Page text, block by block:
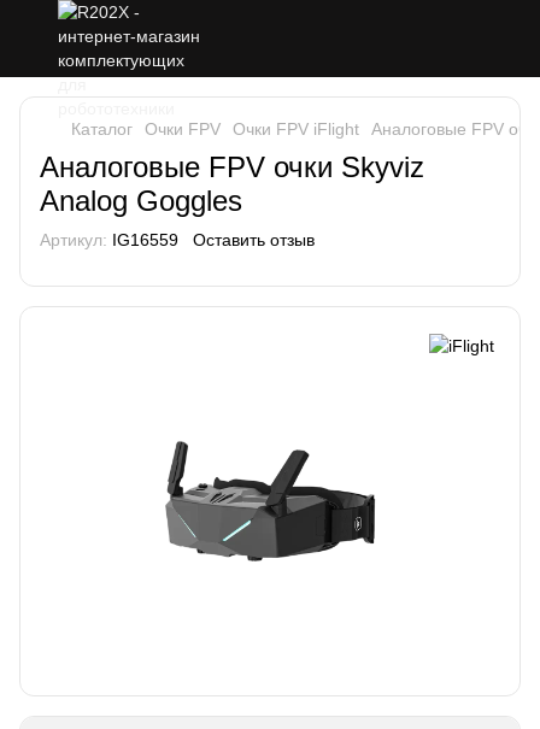
Каталог Очки FPV Очки FPV iFlight Аналоговые FPV
Аналоговые FPV очки Skyviz
Analog Goggles
Артикул: IG16559 Оставить отзыв